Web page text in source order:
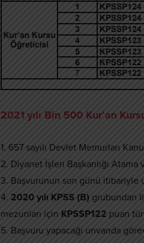
2021 yılı Bin 500 Kur’an
1. 657 sayılı Devlet Memurları
2. Diyanet İşleri Başkanlığı
3. Başvurunun son günü itibariyle
4. 2020 yılı KPSS (B) grubundan
mezunları için KPSSP122 puan
5. Başvuru yapacağı unvanda